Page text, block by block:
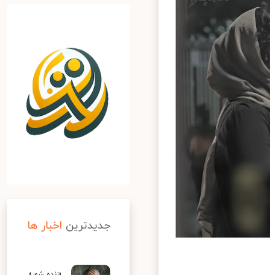
جدیدترین اخبار ها